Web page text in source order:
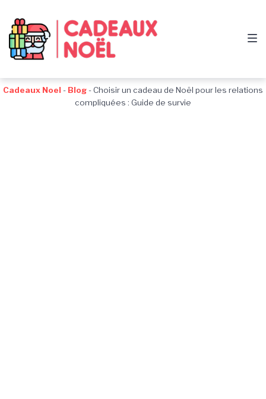
navigation
au
contenu
au
pied
de
Cadeaux Noel - Blog -Choisir un cadeau de Noël pour les relations
compliquées : Guide de survie